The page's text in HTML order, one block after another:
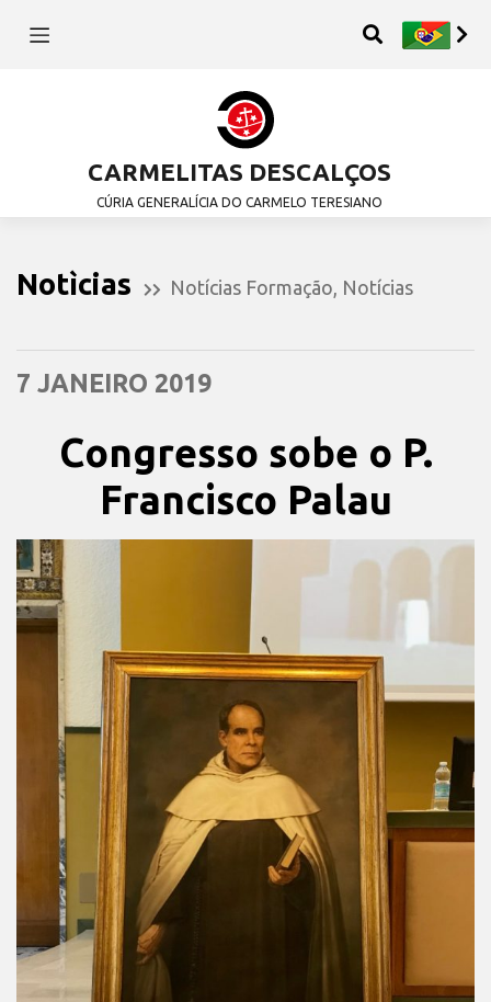
CARMELITAS DESCALÇOS
CÚRIA GENERALÍCIA DO CARMELO TERESIANO
Notìcias Notícias Formação Notícias
7 JANEIRO 2019
Congresso sobe o P.
Francisco Palau